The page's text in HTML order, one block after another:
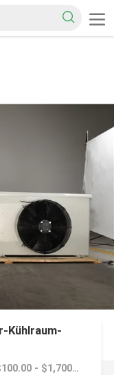
Kühlraum-
Preis：$100.00 - $1,700.00/sets